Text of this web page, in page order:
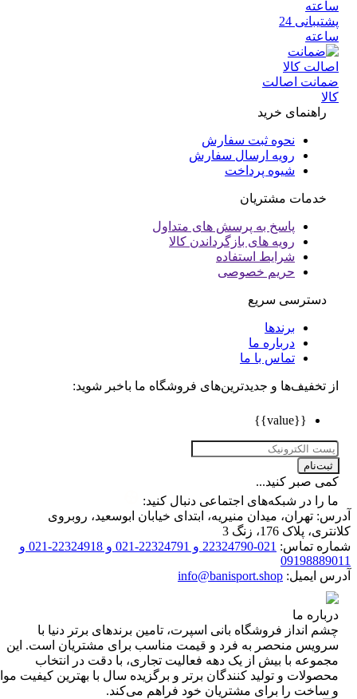
پشتیبانی 24
اصالت
راهنمای خرید
نحوه ثبت سفارش
رویه ارسال سفارش
شیوه پرداخت
خدمات مشتریان
پاسخ به پرسش های متداول
رویه های بازگرداندن کالا
شرایط استفاده
حریم خصوصی
دسترسی سریع
برندها
درباره ما
تماس با ما
تخفیف‌ها و جدیدترین‌های فروشگاه ما باخبر شوید:
صبر کنید...
را در شبکه‌های اجتماعی دنبال کنید:
تهران، میدان منیریه، ابتدای خیابان ابوسعید، روبروی
پلاک 176، زنگ 3
تماس:
021-22324790 و 22324791-021 و 22324918-021 و
ایمیل: info@banisport.shop
ما
انداز فروشگاه‌ بانی اسپرت، تامین برندهای برتر دنیا با
منحصر به فرد و قیمت مناسب برای مشتریان است. این
با بیش از یک دهه فعالیت تجاری، با دقت در انتخاب
و تولید کنندگان برتر و برگزیده سال با بهترین کیفیت مواد
را برای مشتریان خود فراهم می‌کند.